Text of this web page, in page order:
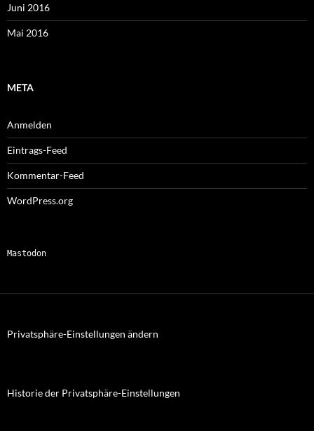
Juni 2016
Mai 2016
META
Anmelden
Eintrags-Feed
Kommentar-Feed
WordPress.org
Mastodon
Privatsphäre-Einstellungen ändern
Historie der Privatsphäre-Einstellungen